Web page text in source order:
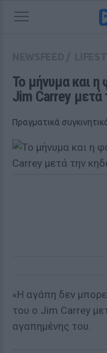
Το μήνυμα και
Jim Carrey μετά
Πραγματικά
«Η αγάπη δεν
του ο Jim Carrey
αγαπημένης του.